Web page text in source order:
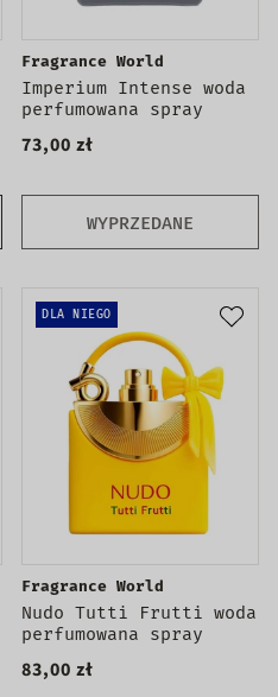
WYPRZEDANE
Fragrance World
Imperium Intense woda
perfumowana spray
73,00 zł
DLA NIEGO
Fragrance World
Nudo Tutti Frutti woda
perfumowana spray
83,00 zł